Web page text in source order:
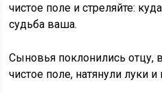
чистое поле и стреляйте:
судьба ваша.
Сыновья поклонились отцу,
чистое поле, натянули луки